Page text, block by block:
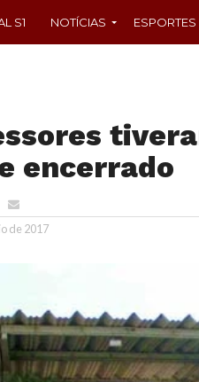
S1 NOTÍCIAS ESPORTES
encerrado
de 2017